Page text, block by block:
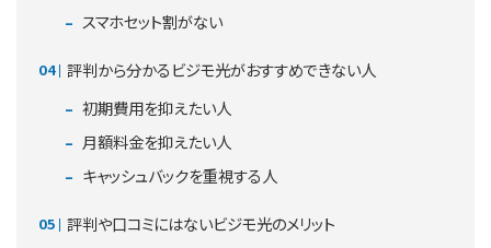
スマホセット割がない
評判から分かるビジモ光がおすすめできない人
初期費用を抑えたい人
月額料金を抑えたい人
キャッシュバックを重視する人
評判や口コミにはないビジモ光のメリット